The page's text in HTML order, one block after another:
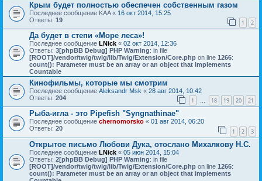
Крым будет полностью обеспечен собственным газом
Последнее сообщение KAA« 16 окт 2014, 15:25
Ответы: 19 1 2
Да будет в степи «Море леса»!
Последнее сообщение LNick « 02 окт 2014, 12:36
Ответы: 3[phpBB Debug] PHP Warning: in file
[ROOT]/vendor/twig/twig/lib/Twig/Extension/Core.php on line 1266:
count(): Parameter must be an array or an object that implements
Countable
Кинофильмы, которые мы смотрим
Последнее сообщение Aleksandr Msk « 28 авг 2014, 10:42
Ответы: 204 1 … 18 19 20 21
Рыба-игла - это Pipefish "Syngnathinae"
Последнее сообщение chernomorsko « 01 авг 2014, 06:20
Ответы: 20 1 2 3
Открытое письмо Любови Дука, отослано Михалкову Н.С.
Последнее сообщение LNick « 05 июн 2014, 15:04
Ответы: 2[phpBB Debug] PHP Warning: in file
[ROOT]/vendor/twig/twig/lib/Twig/Extension/Core.php on line 1266:
count(): Parameter must be an array or an object that implements